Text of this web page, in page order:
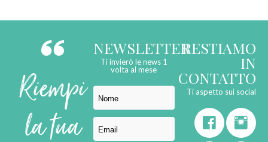
Riempi
la tua
NEWSLETTER
Ti invierò le news 1
volta al mese
RESTIAMO
IN
CONTATTO
Ti aspetto sui social